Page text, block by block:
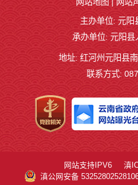
主办单位: 元阳
承办单位: 元阳
地址: 红河州元阳县
联系方式:
网站支持IPV6
滇
滇公网安备